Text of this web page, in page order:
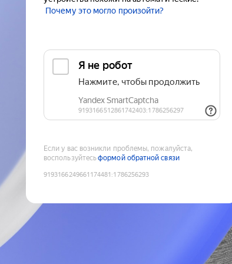
Почему это могло произойти?
Если у вас возникли проблемы, пожалуйста,
воспользуйтесьформой обратной связи
9193166249661174481 :1786256293